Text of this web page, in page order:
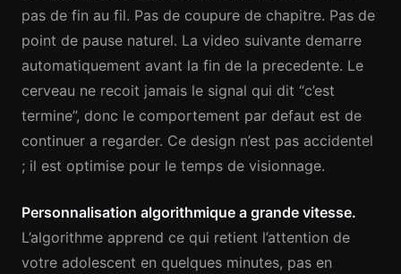
pas de fin au fil. Pas de coupure de chapitre. Pas de
point de pause naturel. La video suivante demarre
automatiquement avant la fin de la precedente. Le
cerveau ne recoit jamais le signal qui dit “c’est
termine”, donc le comportement par defaut est de
continuer a regarder. Ce design n’est pas accidentel
; il est optimise pour le temps de visionnage.
Personnalisation algorithmique a grande vitesse.
L’algorithme apprend ce qui retient l’attention de
votre adolescent en quelques minutes, pas en